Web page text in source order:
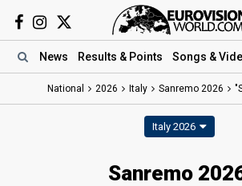
News Results & Points Songs &
National 2026 Italy Sanremo 2026
Italy 2026
Sanremo